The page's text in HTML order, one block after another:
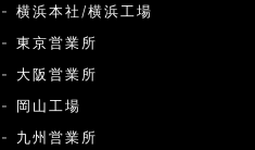
- 横浜本社/横浜工場
- 東京営業所
- 大阪営業所
- 岡山工場
- 九州営業所